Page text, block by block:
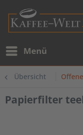
Menü
Übersicht
Papierfilter